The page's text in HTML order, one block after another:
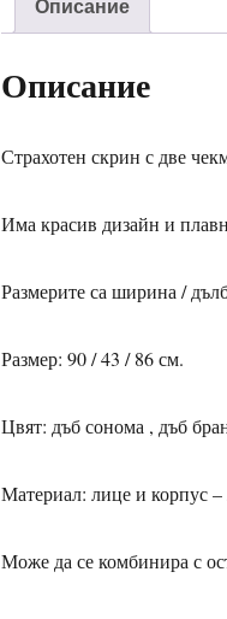
Описание
Страхотен скрин с две
Има красив дизайн и
Размерите са ширина /
Размер: 90 / 43 / 86 см.
Цвят: дъб сонома , дъб
Материал: лице и корпус
Може да се комбинира с